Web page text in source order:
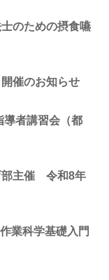
のための摂食嚥
催のお知らせ
者講習会（都
部主催 令和8年
業科学基礎入門